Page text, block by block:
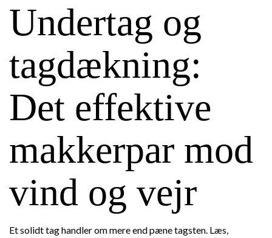
Undertag og
tagdækning:
Det effektive
makkerpar mod
vind og vejr
Et solidt tag handler om mere end pæne tagsten. Læs,